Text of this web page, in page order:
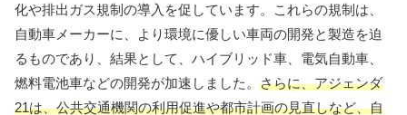
化や排出ガス規制の導入を促しています。これらの規制は、
自動車メーカーに、より環境に優しい車両の開発と製造を迫
るものであり、結果として、ハイブリッド車、電気自動車、
燃料電池車などの開発が加速しました。 さらに、アジェンダ
21は、公共交通機関の利用促進や都市計画の見直しなど、自